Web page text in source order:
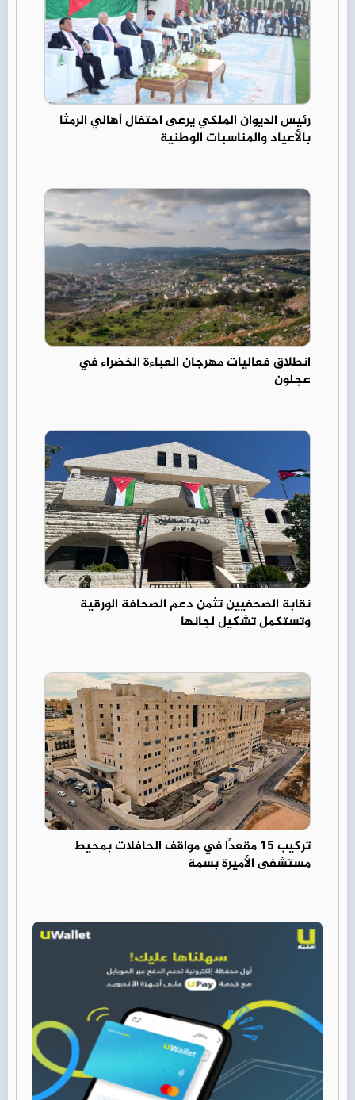
رئيس الديوان الملكي يرعى احتفال أهالي الرمثا
بالأعياد والمناسبات الوطنية
انطلاق فعاليات مهرجان العباءة الخضراء في
عجلون
نقابة الصحفيين تثمن دعم الصحافة الورقية
وتستكمل تشكيل لجانها
تركيب 15 مقعدًا في مواقف الحافلات بمحيط
مستشفى الأميرة بسمة